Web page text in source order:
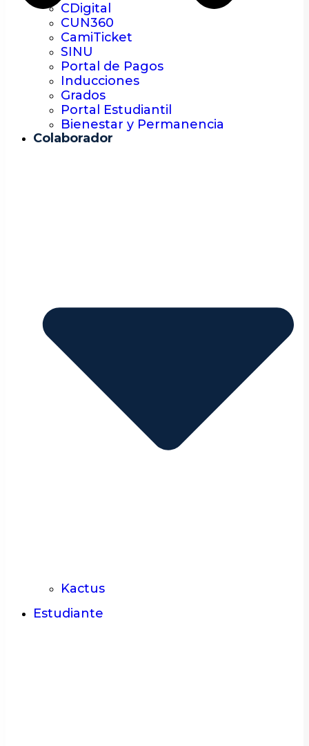
CDigital
CUN360
CamiTicket
SINU
Portal de Pagos
Inducciones
Grados
Portal Estudiantil
Bienestar y Permanencia
Colaborador
Kactus
Estudiante